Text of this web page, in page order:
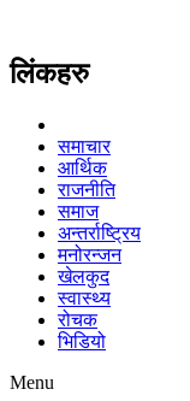
लिंकहरु
समाचार
आर्थिक
राजनीति
समाज
अन्तर्राष्ट्रिय
मनोरन्जन
खेलकुद
स्वास्थ्य
रोचक
भिडियो
Menu